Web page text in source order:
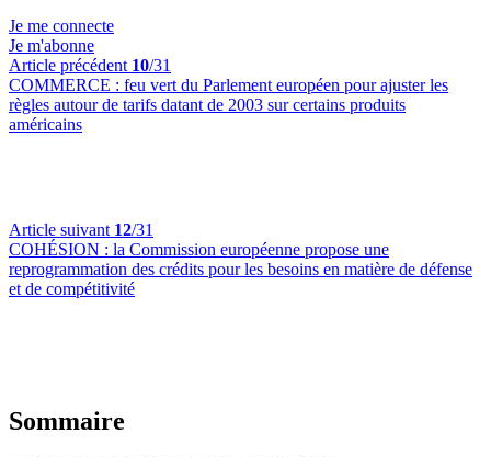
Je me connecte
Je m'abonne
Article précédent 10/31
COMMERCE : feu vert du Parlement européen pour ajuster les
règles autour de tarifs datant de 2003 sur certains produits
américains
Article suivant 12/31
COHÉSION : la Commission européenne propose une
reprogrammation des crédits pour les besoins en matière de défense
et de compétitivité
Sommaire